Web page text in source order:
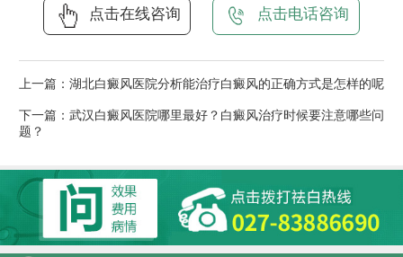
点击在线咨询 点击电话咨询
上一篇： 湖北白癜风医院分析能治疗白癜风的正确方式是怎样的呢
下一篇： 武汉白癜风医院哪里最好？白癜风治疗时候要注意哪些问
题？